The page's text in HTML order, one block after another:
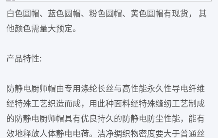
白色圆帽、蓝色圆帽、粉色圆帽、黄色圆帽有现货， 其
他颜色需量大预定。
产品特性:
防静电厨师帽由专用涤纶长丝与高性能永久性导电纤维
经特殊工艺织造而成，用此种面料经特殊缝纫工艺制成
的防静电厨师帽具有优良持久的防静电防尘性能，能有
效地释放人体静电电荷。洁净绸织物密度要大于普通丝